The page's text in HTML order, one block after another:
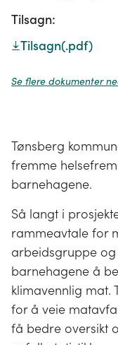
Tilsagn:
Tilsagn(.pdf)
Se flere dokumenter
Tønsberg
fremme
barnehagene.
Så langt i
rammeavtale for
arbeidsgruppe
barnehagene å
klimavennlig mat.
for å veie
få bedre oversikt